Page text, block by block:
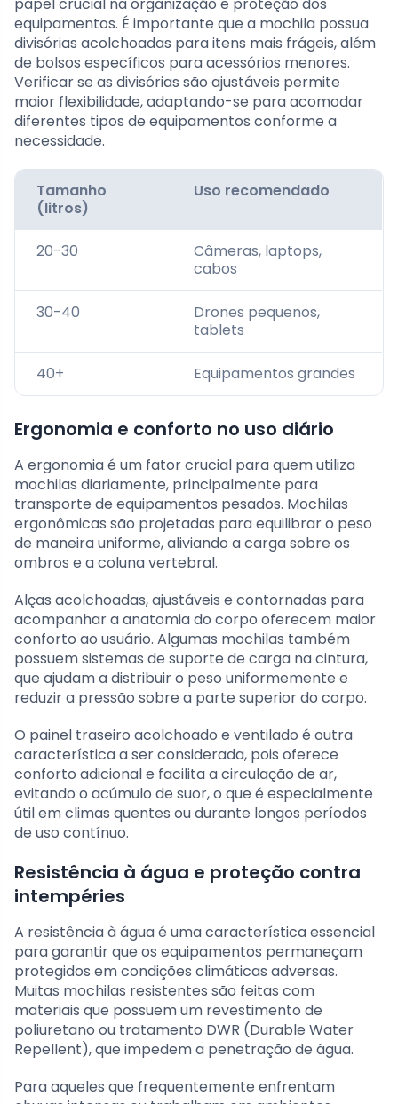
equipamentos. É importante que a mochila possua
divisórias acolchoadas para itens mais frágeis, além
de bolsos específicos para acessórios menores.
Verificar se as divisórias são ajustáveis permite
maior flexibilidade, adaptando-se para acomodar
diferentes tipos de equipamentos conforme a
necessidade.
Tamanho
(litros)
Uso recomendado
20-30
Câmeras, laptops,
cabos
30-40
Drones pequenos,
tablets
40+ Equipamentos grandes
Ergonomia e conforto no uso diário
A ergonomia é um fator crucial para quem utiliza
mochilas diariamente, principalmente para
transporte de equipamentos pesados. Mochilas
ergonômicas são projetadas para equilibrar o peso
de maneira uniforme, aliviando a carga sobre os
ombros e a coluna vertebral.
Alças acolchoadas, ajustáveis e contornadas para
acompanhar a anatomia do corpo oferecem maior
conforto ao usuário. Algumas mochilas também
possuem sistemas de suporte de carga na cintura,
que ajudam a distribuir o peso uniformemente e
reduzir a pressão sobre a parte superior do corpo.
O painel traseiro acolchoado e ventilado é outra
característica a ser considerada, pois oferece
conforto adicional e facilita a circulação de ar,
evitando o acúmulo de suor, o que é especialmente
útil em climas quentes ou durante longos períodos
de uso contínuo.
Resistência à água e proteção contra
intempéries
A resistência à água é uma característica essencial
para garantir que os equipamentos permaneçam
protegidos em condições climáticas adversas.
Muitas mochilas resistentes são feitas com
materiais que possuem um revestimento de
poliuretano ou tratamento DWR (Durable Water
Repellent), que impedem a penetração de água.
Para aqueles que frequentemente enfrentam